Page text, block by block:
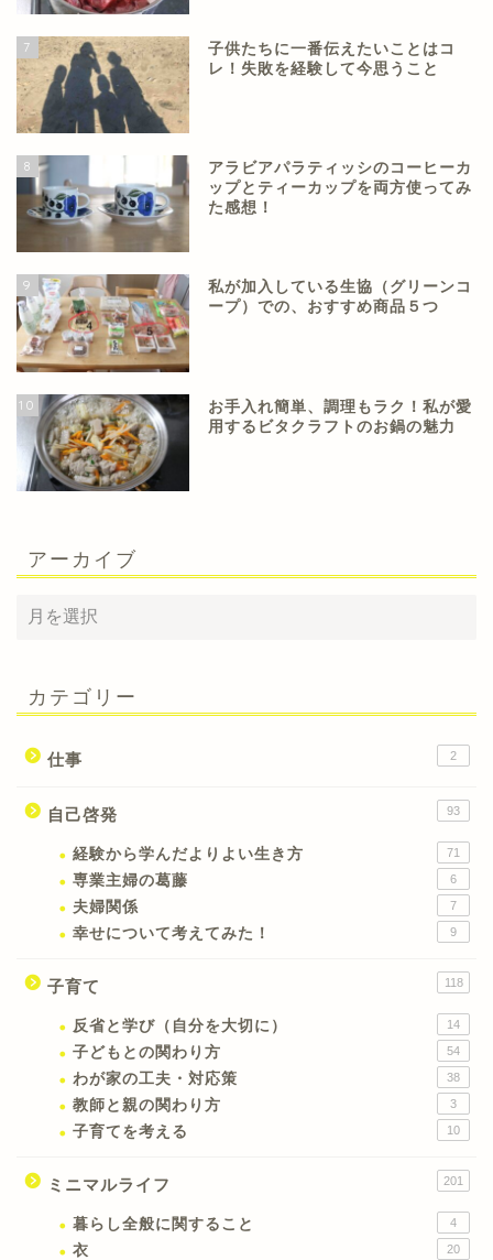
7
子供たちに一番伝えたいことはコ
レ！失敗を経験して今思うこと
8
アラビアパラティッシのコーヒーカ
ップとティーカップを両方使ってみ
た感想！
9
私が加入している生協（グリーンコ
ープ）での、おすすめ商品５つ
10
お手入れ簡単、調理もラク！私が愛
用するビタクラフトのお鍋の魅力
アーカイブ
カテゴリー
仕事 2
自己啓発 93
経験から学んだよりよい生き方 71
専業主婦の葛藤 6
夫婦関係 7
幸せについて考えてみた！ 9
子育て 118
反省と学び（自分を大切に） 14
子どもとの関わり方 54
わが家の工夫・対応策 38
教師と親の関わり方 3
子育てを考える 10
ミニマルライフ 201
暮らし全般に関すること 4
衣 20